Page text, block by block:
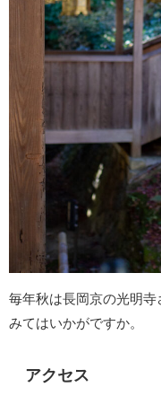
毎年秋は長岡京の光明
みてはいかがですか。
アクセス